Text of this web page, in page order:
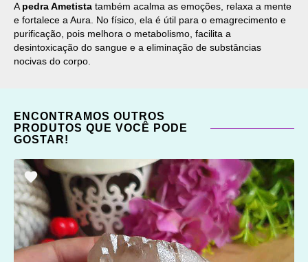
A pedra Ametista também acalma as emoções, relaxa a mente
e fortalece a Aura. No físico, ela é útil para o emagrecimento e
purificação, pois melhora o metabolismo, facilita a
desintoxicação do sangue e a eliminação de substâncias
nocivas do corpo.
ENCONTRAMOS OUTROS
PRODUTOS QUE VOCÊ PODE
GOSTAR!
ADICIONAR
OS
FAVORITOS